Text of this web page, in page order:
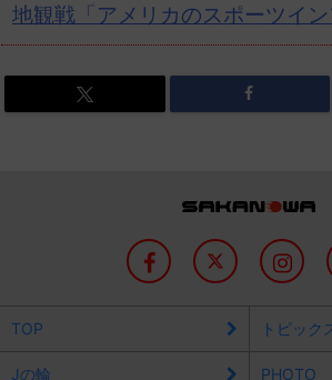
地観戦「アメリカのスポーツイン
TOP トピック
Jの輪 PHOTO